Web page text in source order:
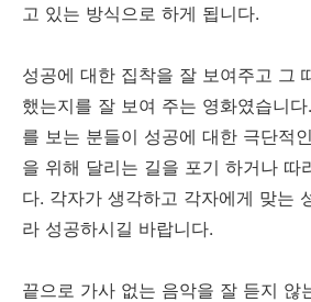
고 있는 방식으로 하게 됩니다.
성공에 대한 집착을 잘 보여주고 그
했는지를 잘 보여 주는 영화였습니
를 보는 분들이 성공에 대한 극단적
을 위해 달리는 길을 포기 하거나 따
다. 각자가 생각하고 각자에게 맞는
라 성공하시길 바랍니다.
끝으로 가사 없는 음악을 잘 듣지 않